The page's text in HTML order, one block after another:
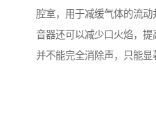
腔室，用于减缓气体的流
音器还可以减少口火焰，
并不能完全消除声，只能显